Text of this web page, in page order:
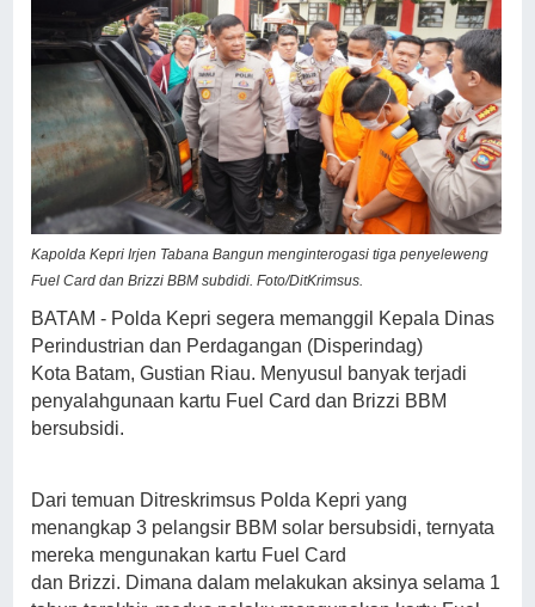
Kapolda Kepri Irjen Tabana Bangun menginterogasi tiga penyeleweng
Fuel Card dan Brizzi BBM subdidi. Foto/DitKrimsus.
BATAM - Polda Kepri segera memanggil Kepala Dinas
Perindustrian dan Perdagangan (Disperindag)
Kota Batam, Gustian Riau. Menyusul banyak terjadi
penyalahgunaan kartu Fuel Card dan Brizzi BBM
bersubsidi.
Dari temuan Ditreskrimsus Polda Kepri yang
menangkap 3 pelangsir BBM solar bersubsidi, ternyata
mereka mengunakan kartu Fuel Card
dan Brizzi. Dimana dalam melakukan aksinya selama 1